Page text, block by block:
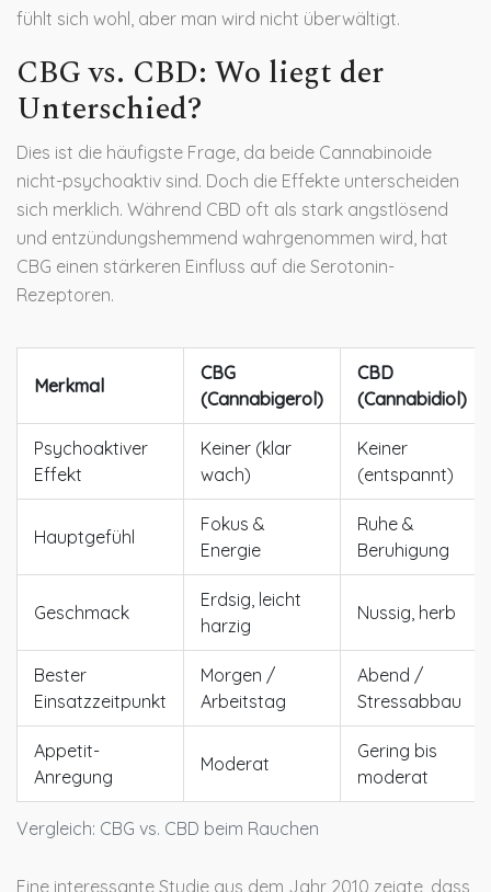
fühlt sich wohl, aber man wird nicht überwältigt.
CBG vs. CBD: Wo liegt der
Unterschied?
Dies ist die häufigste Frage, da beide Cannabinoide
nicht-psychoaktiv sind. Doch die Effekte unterscheiden
sich merklich. Während CBD oft als stark angstlösend
und entzündungshemmend wahrgenommen wird, hat
CBG einen stärkeren Einfluss auf die Serotonin-
Rezeptoren.
Vergleich: CBG vs. CBD beim Rauchen
Merkmal
CBG
(Cannabigerol)
CBD
(Cannabidiol)
Psychoaktiver
Effekt
Keiner (klar
wach)
Keiner
(entspannt)
Hauptgefühl
Fokus &
Energie
Ruhe &
Beruhigung
Geschmack
Erdsig, leicht
harzig
Nussig, herb
Bester
Einsatzzeitpunkt
Morgen /
Arbeitstag
Abend /
Stressabbau
Appetit-
Anregung
Moderat
Gering bis
moderat
Eine interessante Studie aus dem Jahr 2010 zeigte, dass